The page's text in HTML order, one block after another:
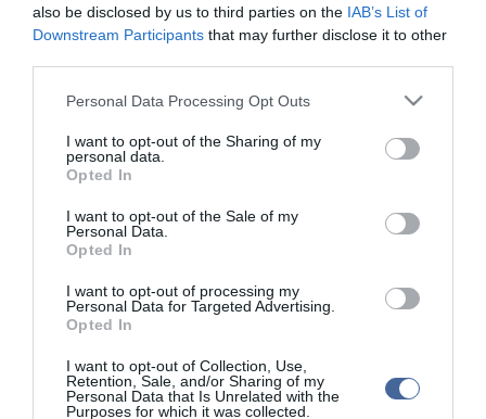
also be disclosed by us to third parties on the IAB’s List of
Downstream Participants that may further disclose it to other
Please note that this website/app uses one or more Google
not limited to your visit or usage behaviour. You may click to
grant or deny consent to Google and its third-party tags to
use your data for below specified purposes in below Google
consent section.
Personal Data Processing Opt Outs
I want to opt-out of the Sharing of my
personal data.
Opted In
I want to opt-out of the Sale of my
Personal Data.
Opted In
I want to opt-out of processing my
Personal Data for Targeted Advertising.
Opted In
I want to opt-out of Collection, Use,
Retention, Sale, and/or Sharing of my
Personal Data that Is Unrelated with the
Purposes for which it was collected.
gázolajnál pedig 6,85 forinttal nőtt a jövedéki adó mértéke. Ezt
követően a Fidesz kormányra kerülése után, 2011 novemberében
két százalékkal az áfát.
A Jobbik szerdán benyújtott törvénymódosítása az ólmozatlan
benzin esetében 120 forintról 108,3 forintra, az ólmozott benzin és
a petróleum esetében 124 forintról 111,8 forintra, a fűtőanyagként
használt gázolajnál 110,3 forintról 85 forintra, az üzemanyag célú
gázolaj esetében pedig 110,35 forintról 88,9 forintra csökkentené a
Kapcsolódó írások:
Mehet a csomag: megegyeztek a görögök az EU-val és az IMF-